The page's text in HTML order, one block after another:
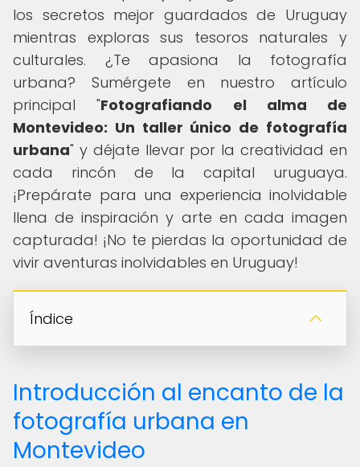
los secretos mejor guardados de Uruguay
mientras exploras sus tesoros naturales y
culturales. ¿Te apasiona la fotografía
urbana? Sumérgete en nuestro artículo
principal "Fotografiando el alma de
Montevideo: Un taller único de fotografía
urbana" y déjate llevar por la creatividad en
cada rincón de la capital uruguaya.
¡Prepárate para una experiencia inolvidable
llena de inspiración y arte en cada imagen
capturada! ¡No te pierdas la oportunidad de
vivir aventuras inolvidables en Uruguay!
Índice
Introducción al encanto de la
fotografía urbana en
Montevideo